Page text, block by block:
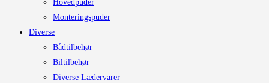
Hovedpuder
Monteringspuder
Diverse
Bådtilbehør
Biltilbehør
Diverse Lædervarer